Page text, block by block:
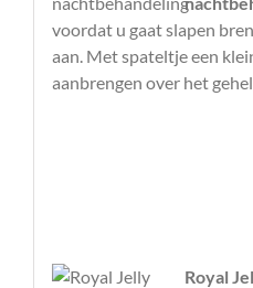
voordat u gaat slapen
aan. Met spateltje een
aanbrengen over het
Royal